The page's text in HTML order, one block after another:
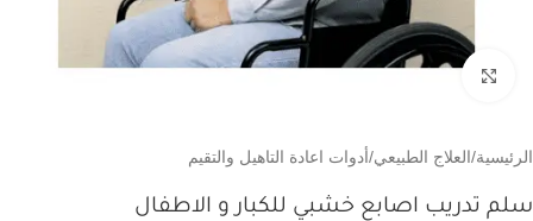
الرئيسية/العلاج الطبيعي/أدوات اعادة التاهيل والتقيم
سلم تدريب اصابع خشبي للكبار و الاطفال